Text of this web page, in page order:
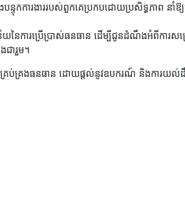
កការងាររបស់ពួកគេប្រកបដោយប្រសិទ្ធភាព នាំឱ្យ
នៃការប្រើប្រាស់ធនធាន ដើម្បីជូនដំណឹងអំពីការសម្
ជារួម។
អ្នកគ្រប់គ្រងធនធាន ដោយផ្តល់នូវឧបករណ៍ និងការយ